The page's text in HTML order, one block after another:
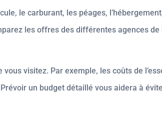
le carburant, les péages,
les offres des différentes agences
visitez. Par exemple, les coûts de
un budget détaillé vous aidera à